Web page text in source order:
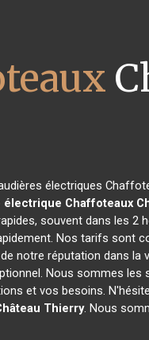
électriques
électrique Chaffoteaux
souvent dans les 2
Nos tarifs sont
notre réputation dans la
Nous sommes les
et vos besoins.
Thierry. Nous